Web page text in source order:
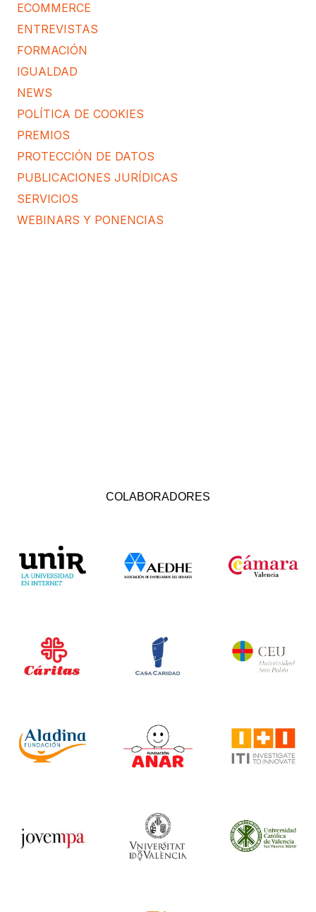
ECOMMERCE
ENTREVISTAS
FORMACIÓN
IGUALDAD
NEWS
POLÍTICA DE COOKIES
PREMIOS
PROTECCIÓN DE DATOS
PUBLICACIONES JURÍDICAS
SERVICIOS
WEBINARS Y PONENCIAS
COLABORADORES